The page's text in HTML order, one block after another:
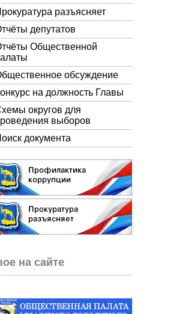
разъясняет
депутатов
Общественной
обсуждение
на должность Главы
округов для
выборов
документа
на сайте